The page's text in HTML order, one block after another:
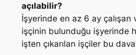
açılabilir?
İşyerinde en az 6 ay çalışan
işçinin bulunduğu işyerinde
işten çıkarılan işçiler bu